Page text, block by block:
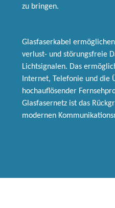
zu bringen.
Glasfaserkabel
verlust- und störungsfreie
Lichtsignalen. Das
Internet, Telefonie und die
hochauflösender
Glasfasernetz ist das
modernen